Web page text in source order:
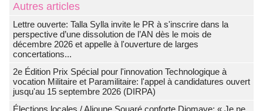
Autres articles
Lettre ouverte: Talla Sylla invite le PR à s'inscrire dans la
perspective d’une dissolution de l’AN dès le mois de
décembre 2026 et appelle à l'ouverture de larges
concertations...
2e Édition Prix Spécial pour l'innovation Technologique à
vocation Militaire et Paramilitaire: l'appel à candidatures ouvert
jusqu'au 15 septembre 2026 (DIRPA)
Élections locales / Alioune Souaré conforte Diomaye: « Je ne